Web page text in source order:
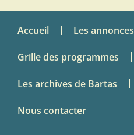
Accueil Les annonces
Grille des programmes
Les archives de Bartas
Nous contacter